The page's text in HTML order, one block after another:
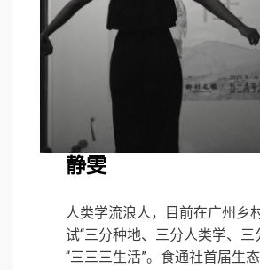
静雯
人类学流浪人，目前在广州乡
试“三分种地、三分人类学、三
“三三三生活”。食通社首届生